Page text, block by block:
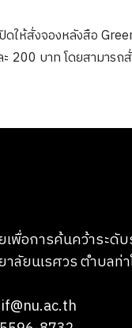
ดให้สั่งจองหลังสือ
200 บาท โดยสามารถ
พื่อการค้นคว้าระดับ
าลัยนเรศวร ตำบลท่